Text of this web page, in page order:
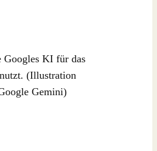
Googles KI für das
(Illustration
Gemini)